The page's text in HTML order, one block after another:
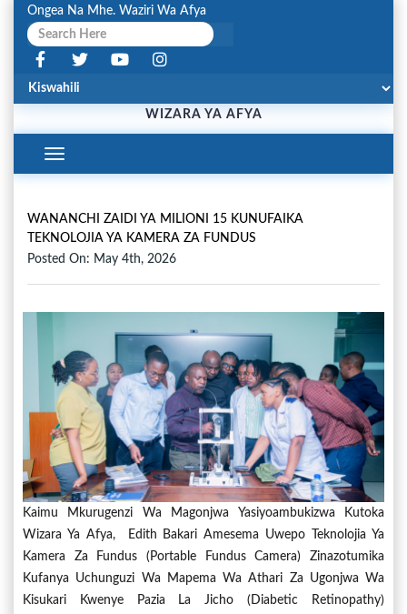
Ongea Na Mhe. Waziri Wa Afya
WIZARA YA AFYA
Toggle
Navigation
WANANCHI ZAIDI YA MILIONI 15 KUNUFAIKA
TEKNOLOJIA YA KAMERA ZA FUNDUS
Posted On: May 4th, 2026
Kaimu Mkurugenzi Wa Magonjwa Yasiyoambukizwa Kutoka
Wizara Ya Afya, Edith Bakari Amesema Uwepo Teknolojia Ya
Kamera Za Fundus (Portable Fundus Camera) Zinazotumika
Kufanya Uchunguzi Wa Mapema Wa Athari Za Ugonjwa Wa
Kisukari Kwenye Pazia La Jicho (diabetic Retinopathy)